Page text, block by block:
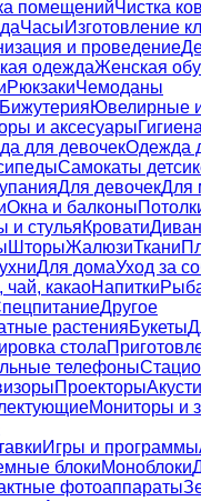
помещенийЧистка
ЧасыИзготовление
и проведение
одеждаЖенская
РюкзакиЧемоданы
БижутерияЮвелирные
и аксесуары
для девочекОдежда
Самокаты
Для девочекДля
Окна и балконы
и стульяКровати
ШторыЖалюзиТкани
Для домаУход за
чай, какаоНапитки
Другое
растенияБукеты
стола
телефоны
Проекторы
Мониторы и
Игры и программы
блокиМоноблоки
фотоаппараты